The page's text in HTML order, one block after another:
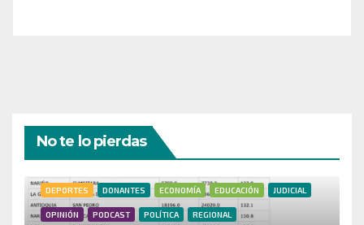
No te lo pierdas
DEPORTES DONANTES ECONOMÍA EDUCACIÓN JUDICIAL
OPINIÓN PODCAST POLÍTICA REGIONAL